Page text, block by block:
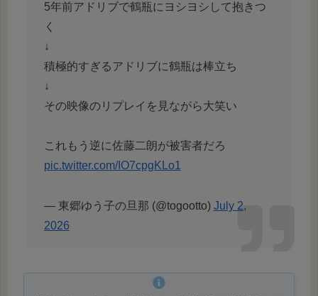
5年前アドリブで鶴瓶にヨシヨシして抱きつ
く
↓
積極的すぎるアドリブに鶴瓶は棒立ち
↓
その映像のリプレイを見ながら大笑い
これもう逆に佐藤二朗が被害者だろ
pic.twitter.com/IO7cpgKLo1
— 東郷ゆう子の旦那 (@togootto) July 2,
2026